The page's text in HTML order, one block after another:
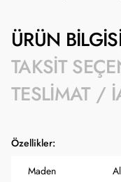
ÜRÜN
TAKSIT
TESLIMAT /
Özellikler:
Maden